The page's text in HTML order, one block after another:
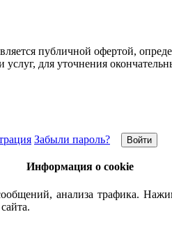
публичной офертой,
для уточнения
Забыли пароль?
Информация о cookie
анализа трафика.